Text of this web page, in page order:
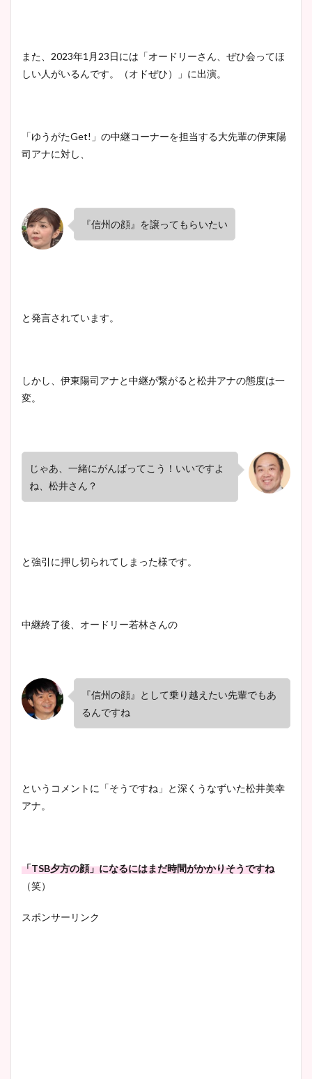
また、2023年1月23日には「オードリーさん、ぜひ会ってほ
しい人がいるんです。（オドぜひ）」に出演。
「ゆうがたGet!」の中継コーナーを担当する大先輩の伊東陽
司アナに対し、
『信州の顔』を譲ってもらいたい
と発言されています。
しかし、伊東陽司アナと中継が繋がると松井アナの態度は一
変。
じゃあ、一緒にがんばってこう！いいですよ
ね、松井さん？
と強引に押し切られてしまった様です。
中継終了後、オードリー若林さんの
『信州の顔』として乗り越えたい先輩でもあ
るんですね
というコメントに「そうですね」と深くうなずいた松井美幸
アナ。
「TSB夕方の顔」になるにはまだ時間がかかりそうですね
（笑）
スポンサーリンク